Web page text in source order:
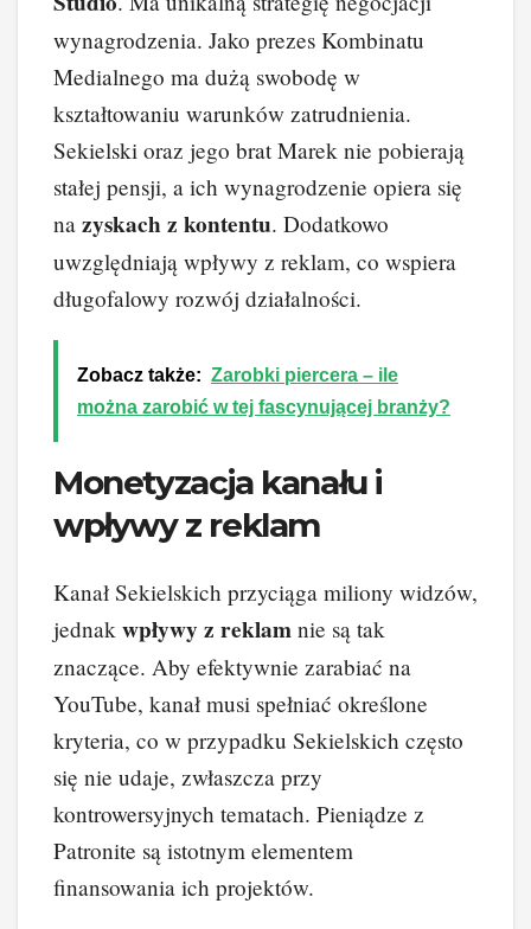
wynagrodzenia. Jako prezes Kombinatu
Medialnego ma dużą swobodę w
kształtowaniu warunków zatrudnienia.
Sekielski oraz jego brat Marek nie pobierają
stałej pensji, a ich wynagrodzenie opiera się
na zyskach z kontentu. Dodatkowo
uwzględniają wpływy z reklam, co wspiera
długofalowy rozwój działalności.
Zobacz także: Zarobki piercera – ile
można zarobić w tej fascynującej branży?
Monetyzacja kanału i
wpływy z reklam
Kanał Sekielskich przyciąga miliony widzów,
jednak wpływy z reklam nie są tak
znaczące. Aby efektywnie zarabiać na
YouTube, kanał musi spełniać określone
kryteria, co w przypadku Sekielskich często
się nie udaje, zwłaszcza przy
kontrowersyjnych tematach. Pieniądze z
Patronite są istotnym elementem
finansowania ich projektów.